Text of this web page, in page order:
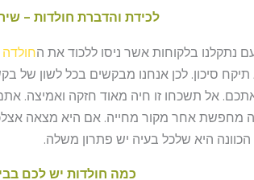
לכידת והדברת חולדות -
נתקלנו בלקוחות אשר ניסו ללכוד את החולדה
סיכון. לכן אנחנו מבקשים בכל לשון של
אל תשכחו זו חיה מאוד חזקה ואמיצה.
מחפשת אחר מקור מחייה. אם היא מצאה
היא שלכל בעיה יש פתרון משלה.
כמה חולדות יש לכם